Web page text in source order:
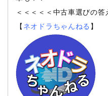
＜＜＜＜＜中古車選びの答
【 ネオドラちゃんねる 】